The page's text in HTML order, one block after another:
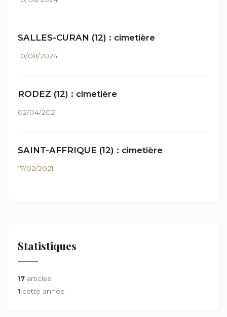
SALLES-CURAN (12) : cimetière
10/08/2024
RODEZ (12) : cimetière
02/04/2021
SAINT-AFFRIQUE (12) : cimetière
17/02/2021
Statistiques
17 articles
1 cette année